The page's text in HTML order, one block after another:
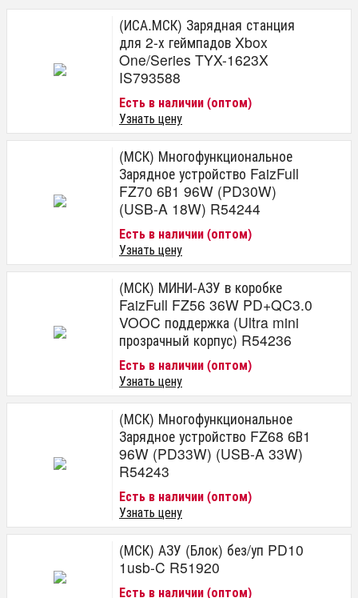
(ИСА.МСК) Зарядная станция
для 2-х геймпадов Xbox
One/Series TYX-1623X
IS793588
Есть в наличии (оптом)
Узнать цену
(МСК) Многофункциональное
Зарядное устройство FaizFull
FZ70 6В1 96W (PD30W)
(USB-A 18W) R54244
Есть в наличии (оптом)
Узнать цену
(МСК) МИНИ-АЗУ в коробке
FaizFull FZ56 36W PD+QC3.0
VOOC поддержка (Ultra mini
прозрачный корпус) R54236
Есть в наличии (оптом)
Узнать цену
(МСК) Многофункциональное
Зарядное устройство FZ68 6В1
96W (PD33W) (USB-A 33W)
R54243
Есть в наличии (оптом)
Узнать цену
(МСК) АЗУ (Блок) без/уп PD10
1usb-C R51920
Есть в наличии (оптом)